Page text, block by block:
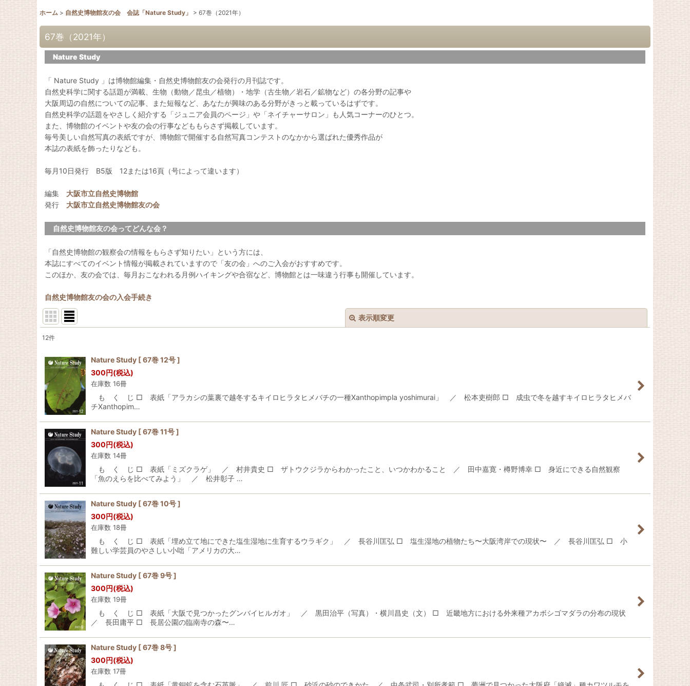
ホーム > 自然史博物館友の会 会誌「Nature Study」 > 67巻（2021年）
67巻（2021年）
Nature Study
「 Nature Study 」は博物館編集・自然史博物館友の会発行の月刊誌です。
自然史科学に関する話題が満載、生物（動物／昆虫／植物）・地学（古生物／岩石／鉱物など）の各分野の記事や
大阪周辺の自然についての記事、また短報など、あなたが興味のある分野がきっと載っているはずです。
自然史科学の話題をやさしく紹介する「ジュニア会員のページ」や「ネイチャーサロン」も人気コーナーのひとつ。
また、博物館のイベントや友の会の行事などももらさず掲載しています。
毎号美しい自然写真の表紙ですが、博物館で開催する自然写真コンテストのなかから選ばれた優秀作品が
本誌の表紙を飾ったりなども。
毎月10日発行 B5版 12または16頁（号によって違います）
編集 大阪市立自然史博物館
発行 大阪市立自然史博物館友の会
自然史博物館友の会ってどんな会？
「自然史博物館の観察会の情報をもらさず知りたい」という方には、
本誌にすべてのイベント情報が掲載されていますので「友の会」へのご入会がおすすめです。
このほか、友の会では、毎月おこなわれる月例ハイキングや合宿など、博物館とは一味違う行事も開催しています。
自然史博物館友の会の入会手続き
表示順変更
並び順:
絞り込む
12件
Nature Study [ 67巻 12号 ]
300円(税込)
在庫数 16冊
も く じ □ 表紙「アラカシの葉裏で越冬するキイロヒラタヒメバチの一種Xanthopimpla yoshimurai」 ／ 松本吏樹郎 □ 成虫で冬を越すキイロヒラタヒメバ
チXanthopim…
Nature Study [ 67巻 11号 ]
300円(税込)
在庫数 14冊
も く じ □ 表紙「ミズクラゲ」 ／ 村井貴史 □ ザトウクジラからわかったこと、いつかわかること ／ 田中嘉寛・樽野博幸 □ 身近にできる自然観察
「魚のえらを比べてみよう」 ／ 松井彰子 …
Nature Study [ 67巻 10号 ]
300円(税込)
在庫数 18冊
も く じ □ 表紙「埋め立て地にできた塩生湿地に生育するウラギク」 ／ 長谷川匡弘 □ 塩生湿地の植物たち〜大阪湾岸での現状〜 ／ 長谷川匡弘 □ 小
難しい学芸員のやさしい小咄「アメリカの大…
Nature Study [ 67巻 9号 ]
300円(税込)
在庫数 19冊
も く じ □ 表紙「大阪で見つかったグンバイヒルガオ」 ／ 黒田治平（写真）・横川昌史（文） □ 近畿地方における外来種アカボシゴマダラの分布の現状
／ 長田庸平 □ 長居公園の臨南寺の森〜…
Nature Study [ 67巻 8号 ]
300円(税込)
在庫数 17冊